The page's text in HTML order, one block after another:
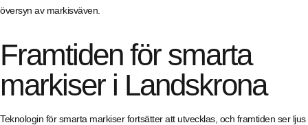
översyn av markisväven.
Framtiden för smarta
markiser i Landskrona
Teknologin för smarta markiser fortsätter att utvecklas, och framtiden ser ljus